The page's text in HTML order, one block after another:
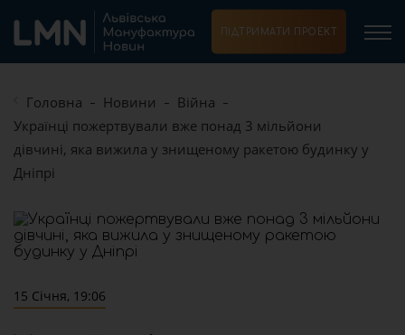
ПІДТРИМАТИ ПРОЕКТ
Головна Новини
Війна
Українці пожертвували вже понад 3 мільйони
дівчині, яка вижила у знищеному ракетою будинку у
Дніпрі
15 Січня, 19:06